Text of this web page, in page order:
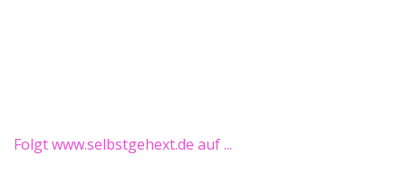
Folgt www.selbstgehext.de auf ...